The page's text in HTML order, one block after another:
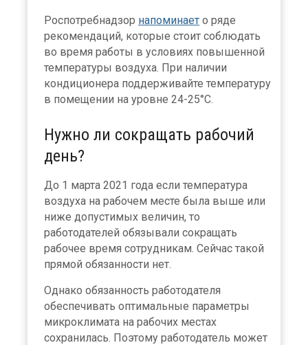
Роспотребнадзор напоминает о ряде
рекомендаций, которые стоит соблюдать
во время работы в условиях повышенной
температуры воздуха. При наличии
кондиционера поддерживайте температуру
в помещении на уровне 24-25°C.
Нужно ли сокращать рабочий
день?
До 1 марта 2021 года если температура
воздуха на рабочем месте была выше или
ниже допустимых величин, то
работодателей обязывали сокращать
рабочее время сотрудникам. Сейчас такой
прямой обязанности нет.
Однако обязанность работодателя
обеспечивать оптимальные параметры
микроклимата на рабочих местах
сохранилась. Поэтому работодатель может